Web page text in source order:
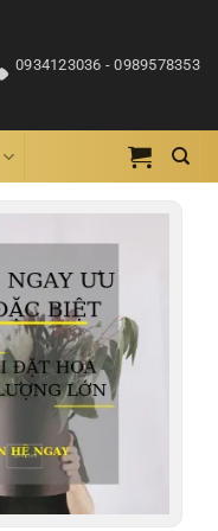
0934123036 - 0989578353